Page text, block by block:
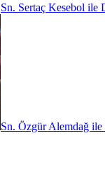
Sn. Sertaç Kesebol ile
Sn. Özgür Alemdağ ile